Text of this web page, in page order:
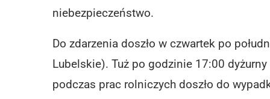
niebezpieczeństwo.
Do zdarzenia doszło w czwartek po
Lubelskie). Tuż po godzinie 17:00
podczas prac rolniczych doszło do